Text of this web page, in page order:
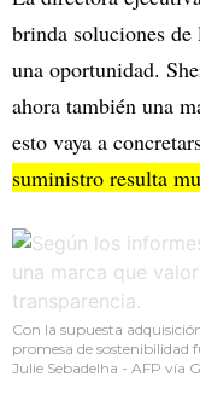
brinda soluciones
una oportunidad.
ahora también una
esto vaya a
suministro resulta
Con la supuesta
promesa de
Julie Sebadelha - AFP vía